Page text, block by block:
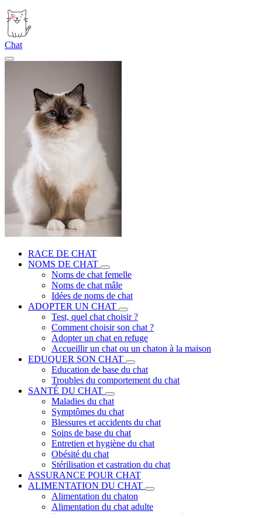
Chat
RACE DE CHAT
NOMS DE CHAT
Noms de chat femelle
Noms de chat mâle
Idées de noms de chat
ADOPTER UN CHAT
Test, quel chat choisir ?
Comment choisir son chat ?
Adopter un chat en refuge
Accueillir un chat ou un chaton à la maison
EDUQUER SON CHAT
Education de base du chat
Troubles du comportement du chat
SANTÉ DU CHAT
Maladies du chat
Symptômes du chat
Blessures et accidents du chat
Soins de base du chat
Entretien et hygiène du chat
Obésité du chat
Stérilisation et castration du chat
ASSURANCE POUR CHAT
ALIMENTATION DU CHAT
Alimentation du chaton
Alimentation du chat adulte